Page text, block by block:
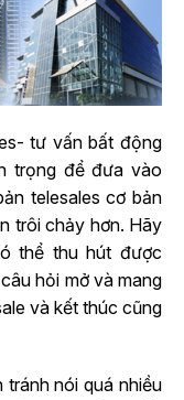
tư vấn bất động
trọng để đưa vào
telesales cơ bản
trôi chảy hơn. Hãy
thể thu hút được
hỏi mở và mang
và kết thúc cũng
nói quá nhiều